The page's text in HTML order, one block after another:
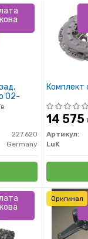
02-
227.620
Germany
Комплект
14 575
Артикул:
LuK
Оригинал